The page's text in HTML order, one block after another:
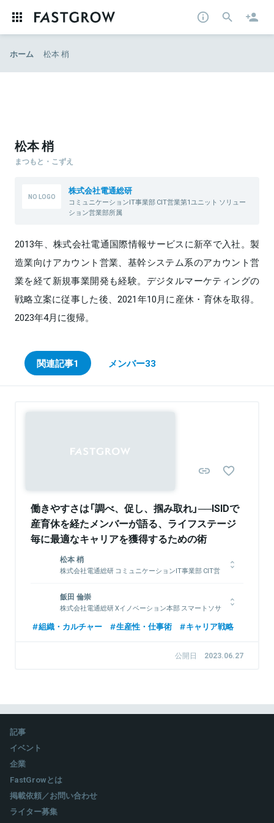
ホーム 松本 梢
松本 梢
まつもと・こずえ
株式会社電通総研
コミュニケーションIT事業部 CIT営業第1ユニット ソリュー
ション営業部所属
2013年、株式会社電通国際情報サービスに新卒で入社。製
造業向けアカウント営業、基幹システム系のアカウント営
業を経て新規事業開発も経験。デジタルマーケティングの
戦略立案に従事した後、2021年10月に産休・育休を取得。
2023年4月に復帰。
関連記事1 メンバー33
働きやすさは「調べ、促し、掴み取れ」──ISIDで
産育休を経たメンバーが語る、ライフステージ
毎に最適なキャリアを獲得するための術
松本 梢
株式会社電通総研 コミュニケーションIT事業部 CIT営
2013年、株式会社電通国際情報サービスに新卒で入社。製造業
向けアカウント営業、基幹システム系のアカウント営業を経て新
規事業開発も経験。デジタルマーケティングの戦略立案に従事し
た後、2021年10月に産休・育休を取得。2023年4月に復帰。
飯田 倫崇
株式会社電通総研 Xイノベーション本部 スマートソサ
ショングループ所属
ラ保守・Webアプリ開発・スマホアプリ開発のリーダーを経
組織・カルチャー 生産性・仕事術 キャリア戦略
公開日 2023.06.27
記事
イベント
企業
FastGrowとは
掲載依頼／お問い合わせ
ライター募集